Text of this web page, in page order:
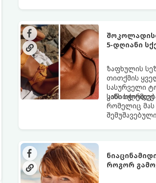
5-დღიანი
ზაფხულის
თითქმის
სასურველი
სიწითლემდე
კანს
რომელიც
როგორ